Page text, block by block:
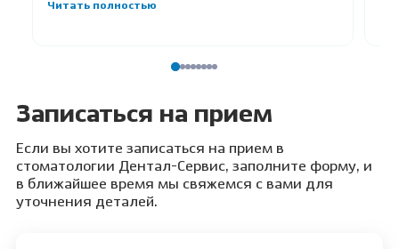
Читать полностью
Записаться на прием
Если вы хотите записаться на прием в
стоматологии Дентал-Сервис, заполните форму, и
в ближайшее время мы свяжемся с вами для
уточнения деталей.